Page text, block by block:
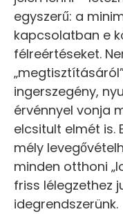
egyszerű: a
kapcsolatban e
félreértéseket.
ingerszegény,
érvénnyel vonja
elcsitult elmét is.
mély
minden otthoni
friss lélegzethez
idegrendszerünk.